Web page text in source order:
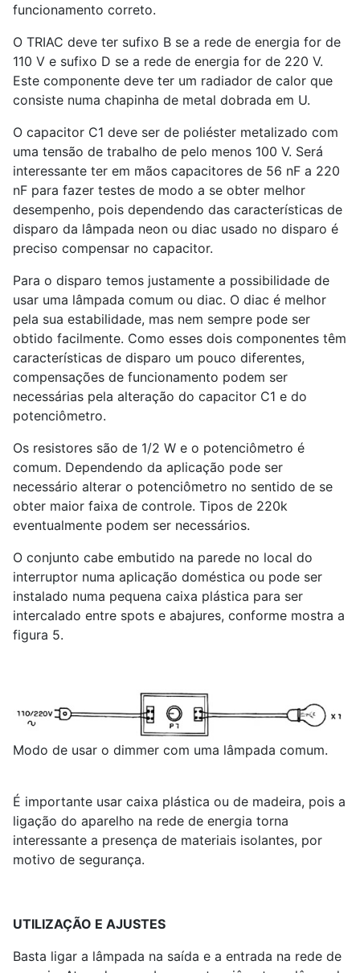
funcionamento correto.
O TRIAC deve ter sufixo B se a rede de energia for de
110 V e sufixo D se a rede de energia for de 220 V.
Este componente deve ter um radiador de calor que
consiste numa chapinha de metal dobrada em U.
O capacitor C1 deve ser de poliéster metalizado com
uma tensão de trabalho de pelo menos 100 V. Será
interessante ter em mãos capacitores de 56 nF a 220
nF para fazer testes de modo a se obter melhor
desempenho, pois dependendo das características de
disparo da lâmpada neon ou diac usado no disparo é
preciso compensar no capacitor.
Para o disparo temos justamente a possibilidade de
usar uma lâmpada comum ou diac. O diac é melhor
pela sua estabilidade, mas nem sempre pode ser
obtido facilmente. Como esses dois componentes têm
características de disparo um pouco diferentes,
compensações de funcionamento podem ser
necessárias pela alteração do capacitor C1 e do
potenciômetro.
Os resistores são de 1/2 W e o potenciômetro é
comum. Dependendo da aplicação pode ser
necessário alterar o potenciômetro no sentido de se
obter maior faixa de controle. Tipos de 220k
eventualmente podem ser necessários.
O conjunto cabe embutido na parede no local do
interruptor numa aplicação doméstica ou pode ser
instalado numa pequena caixa plástica para ser
intercalado entre spots e abajures, conforme mostra a
figura 5.
Modo de usar o dimmer com uma lâmpada comum.
É importante usar caixa plástica ou de madeira, pois a
ligação do aparelho na rede de energia torna
interessante a presença de materiais isolantes, por
motivo de segurança.
UTILIZAÇÃO E AJUSTES
Basta ligar a lâmpada na saída e a entrada na rede de